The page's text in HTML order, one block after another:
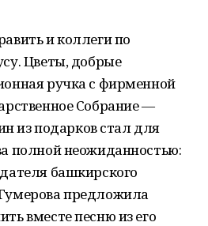
и коллеги по
Цветы, добрые
ручка с фирменной
Собрание —
из подарков стал для
полной неожиданностью:
башкирского
предложила
вместе песню из его